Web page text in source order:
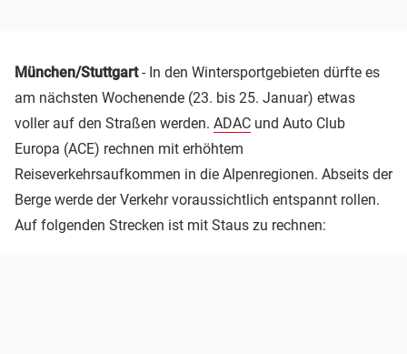
München/Stuttgart- In den Wintersportgebieten dürfte es
am nächsten Wochenende (23. bis 25. Januar) etwas
voller auf den Straßen werden. ADAC und Auto Club
Europa (ACE) rechnen mit erhöhtem
Reiseverkehrsaufkommen in die Alpenregionen. Abseits der
Berge werde der Verkehr voraussichtlich entspannt rollen.
Auf folgenden Strecken ist mit Staus zu rechnen: